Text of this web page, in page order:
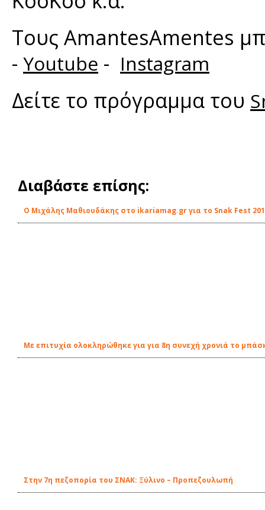
Τους AmantesAmentes
- Youtube - Instagram
Δείτε το πρόγραμμα του
Διαβάστε επίσης:
Ο Μιχάλης Μαθιουδάκης στο ikariamag.gr για το Snak Fest
Με επιτυχία ολοκληρώθηκε για για 8η συνεχή χρονιά το
Στην 7η πεζοπορία του ΣΝΑΚ: Ξύλινο – Προπεζουλωπή